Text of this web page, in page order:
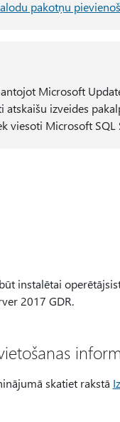
pakotņu
Microsoft
atskaišu izveides
viesoti Microsoft
instalētai
2017 GDR.
skatiet rakstā